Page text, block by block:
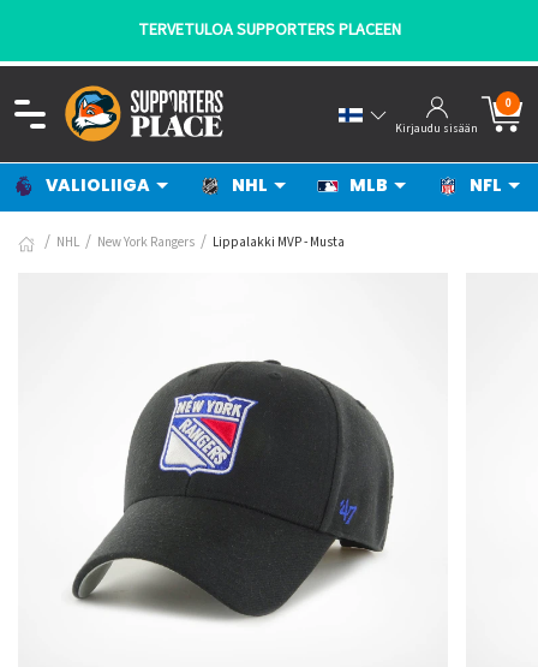
TERVETULOA SUPPORTERS PLACEEN
Kirjaudu sisään
0
VALIOLIIGA NHL MLB NFL
NHL New York Rangers Lippalakki MVP - Musta